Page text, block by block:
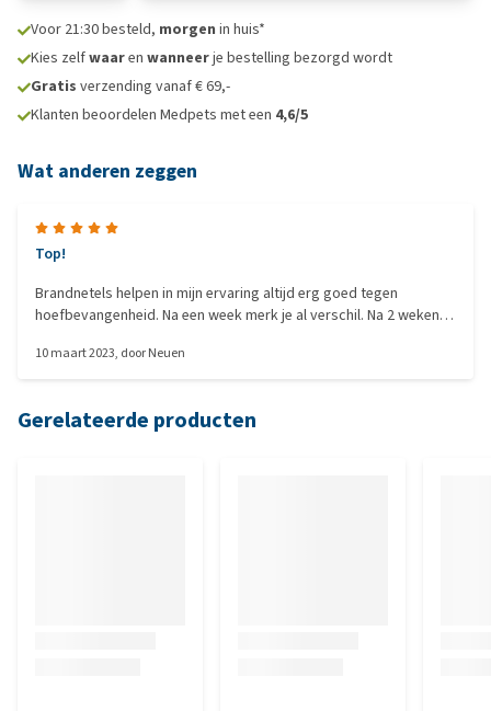
Voor 21:30 besteld, morgen in huis*
Kies zelfwaaren wanneerje bestelling bezorgd wordt
Gratis verzending vanaf € 69,-
Klanten beoordelen Medpets met een 4,6/5
Wat anderen zeggen
Top!
Brandnetels helpen in mijn ervaring altijd erg goed tegen
hoefbevangenheid. Na een week merk je al verschil. Na 2 weken
geweest.
10 maart 2023, doorNeuen
Gerelateerde producten